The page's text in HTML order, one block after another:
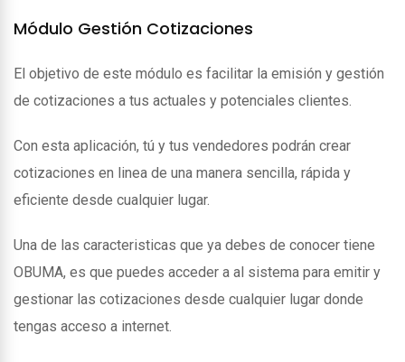
Módulo Gestión Cotizaciones
El objetivo de este módulo es facilitar la emisión y gestión
de cotizaciones a tus actuales y potenciales clientes.
Con esta aplicación, tú y tus vendedores podrán crear
cotizaciones en linea de una manera sencilla, rápida y
eficiente desde cualquier lugar.
Una de las caracteristicas que ya debes de conocer tiene
OBUMA, es que puedes acceder a al sistema para emitir y
gestionar las cotizaciones desde cualquier lugar donde
tengas acceso a internet.